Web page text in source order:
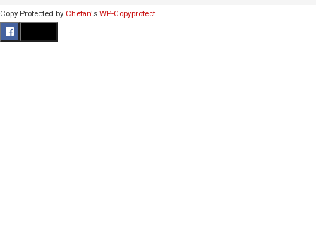
Copy Protected by Chetan's WP-Copyprotect.